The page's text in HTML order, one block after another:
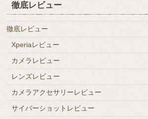
徹底レビュー
徹底レビュー
Xperiaレビュー
カメラレビュー
レンズレビュー
カメラアクセサリーレビュー
サイバーショットレビュー